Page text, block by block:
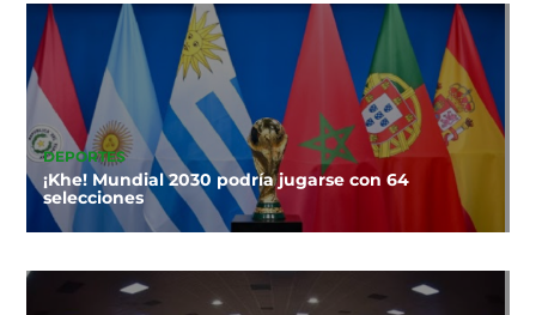
DEPORTES
¡Khe! Mundial 2030 podría jugarse con 64
selecciones